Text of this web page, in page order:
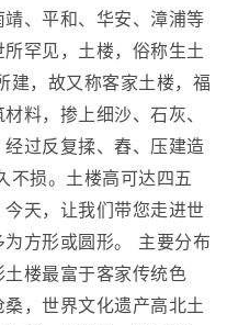
、平和、华安、漳浦等
罕见，土楼，俗称生土
建，故又称客家土楼，福
料，掺上细沙、石灰、
过反复揉、舂、压建造
不损。土楼高可达四五
天，让我们带您走进世
方形或圆形。 主要分布
楼最富于客家传统色
，世界文化遗产高北土